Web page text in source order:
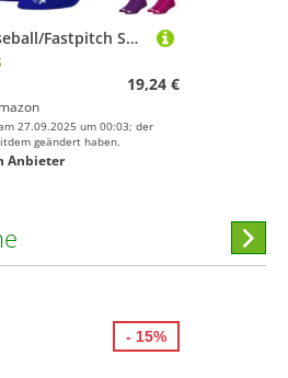
Rawlings Baseball/Fastpitch Softball-Socken, 2 Paar, verschiedene Größen/Farben
19,24 €
27.09.2025 um 00:03; der
geändert haben.
Anbieter
- 15%